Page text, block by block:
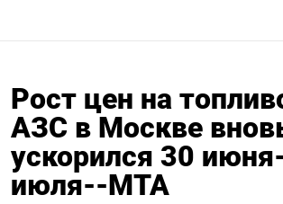
Рост цен на
АЗС в Москве
ускорился 30
июля--МТА